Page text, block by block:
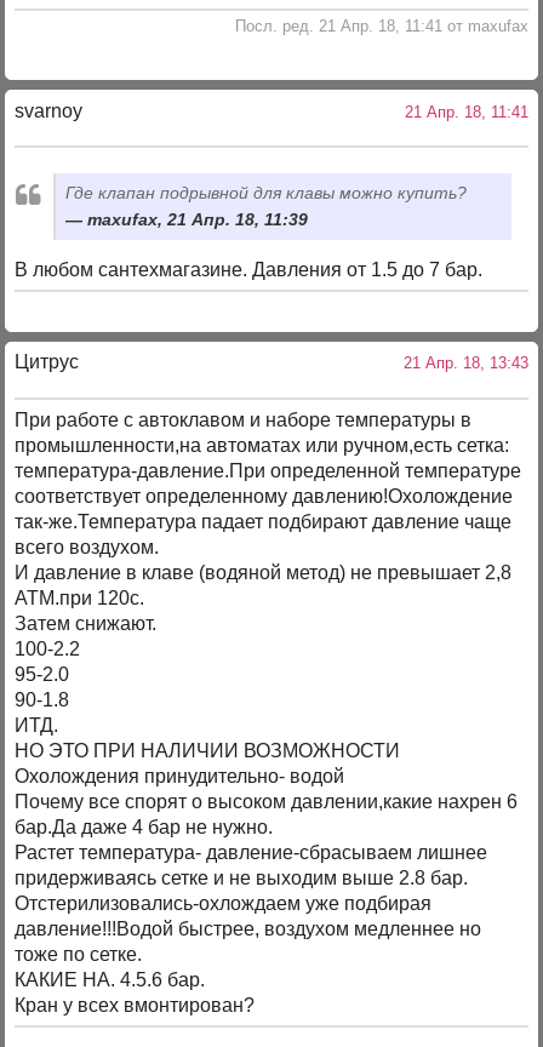
Посл. ред. 21 Апр. 18, 11:41 от maxufax
svarnoy 21 Апр. 18, 11:41
Где клапан подрывной для клавы можно купить?
maxufax, 21 Апр. 18, 11:39
В любом сантехмагазине. Давления от 1.5 до 7 бар.
Цитрус 21 Апр. 18, 13:43
При работе с автоклавом и наборе температуры в
промышленности,на автоматах или ручном,есть сетка:
температура-давление.При определенной температуре
соответствует определенному давлению!Охолождение
так-же.Температура падает подбирают давление чаще
всего воздухом.
И давление в клаве (водяной метод) не превышает 2,8
АТМ.при 120с.
Затем снижают.
100-2.2
95-2.0
90-1.8
ИТД.
НО ЭТО ПРИ НАЛИЧИИ ВОЗМОЖНОСТИ
Охолождения принудительно- водой
Почему все спорят о высоком давлении,какие нахрен 6
бар.Да даже 4 бар не нужно.
Растет температура- давление-сбрасываем лишнее
придерживаясь сетке и не выходим выше 2.8 бар.
Отстерилизовались-охлождаем уже подбирая
давление!!!Водой быстрее, воздухом медленнее но
тоже по сетке.
КАКИЕ НА. 4.5.6 бар.
Кран у всех вмонтирован?